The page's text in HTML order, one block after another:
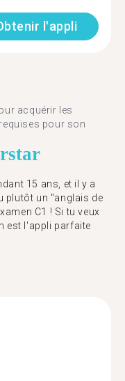
l'appli
acquérir les
pour son
star
15 ans, et il y a
plutôt un "anglais de
C1 ! Si tu veux
est l'appli parfaite